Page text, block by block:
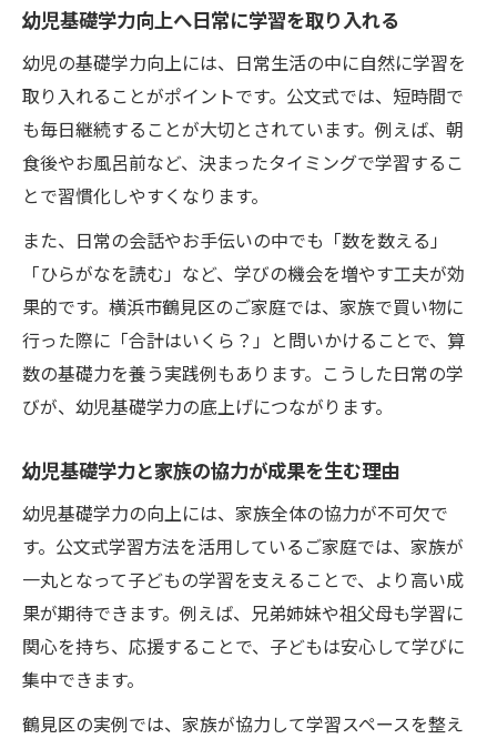
幼児基礎学力向上へ日常に学習を取り入れる
幼児の基礎学力向上には、日常生活の中に自然に学習を
取り入れることがポイントです。公文式では、短時間で
も毎日継続することが大切とされています。例えば、朝
食後やお風呂前など、決まったタイミングで学習するこ
とで習慣化しやすくなります。
また、日常の会話やお手伝いの中でも「数を数える」
「ひらがなを読む」など、学びの機会を増やす工夫が効
果的です。横浜市鶴見区のご家庭では、家族で買い物に
行った際に「合計はいくら？」と問いかけることで、算
数の基礎力を養う実践例もあります。こうした日常の学
びが、幼児基礎学力の底上げにつながります。
幼児基礎学力と家族の協力が成果を生む理由
幼児基礎学力の向上には、家族全体の協力が不可欠で
す。公文式学習方法を活用しているご家庭では、家族が
一丸となって子どもの学習を支えることで、より高い成
果が期待できます。例えば、兄弟姉妹や祖父母も学習に
関心を持ち、応援することで、子どもは安心して学びに
集中できます。
鶴見区の実例では、家族が協力して学習スペースを整え